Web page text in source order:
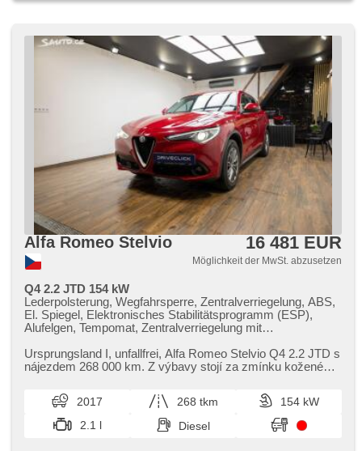
Alfa Romeo Stelvio 16 481 EUR
Möglichkeit der MwSt. abzusetzen
Q4 2.2 JTD 154 kW
Lederpolsterung, Wegfahrsperre, Zentralverriegelung, ABS,
El. Spiegel, Elektronisches Stabilitätsprogramm (ESP),
Alufelgen, Tempomat, Zentralverriegelung mit
Bordcomputer, Servolenkung, Positionssitze, Lenkrad
einstellbar, Getönte Scheiben, beheizte Spiegel, El.
Längssitzvorschub, Ledersitze, Scheibenwischersensor,
Antriebsschlupfregelung (ASR), Außenthermometer,
Nebelscheinwerfer, starten per Taste, asistent rozjezdu do
kopce (HSA), isofix, bezklíčové startování, Teilbare
Ursprungsland I,​ unfallfrei,​ Alfa Romeo Stelvio Q4 2.2 JTD s
nájezdem 268 000 km. Z výbavy stojí za zmínku kožené
2017 268 tkm
154 kW
2.1 l
Diesel